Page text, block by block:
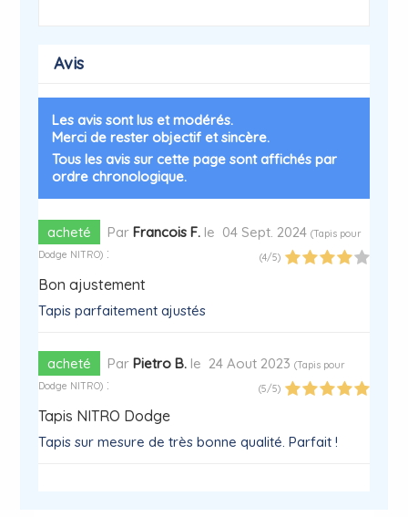
Avis
Les avis sont lus et modérés.
Merci de rester objectif et sincère.
Tous les avis sur cette page sont affichés par
ordre chronologique.
acheté ParFrancois F. le 04 Sept. 2024(Tapis pour
Dodge NITRO) : (4/5)
Bon ajustement
Tapis parfaitement ajustés
acheté ParPietro B. le 24 Aout 2023(Tapis pour
Dodge NITRO) : (5/5)
Tapis NITRO Dodge
Tapis sur mesure de très bonne qualité. Parfait !